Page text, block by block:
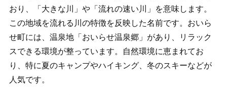
おり、「大きな川」や「流れの速い川」を意味します。
この地域を流れる川の特徴を反映した名前です。おいら
せ町には、温泉地「おいらせ温泉郷」があり、リラック
スできる環境が整っています。自然環境に恵まれてお
り、特に夏のキャンプやハイキング、冬のスキーなどが
人気です。